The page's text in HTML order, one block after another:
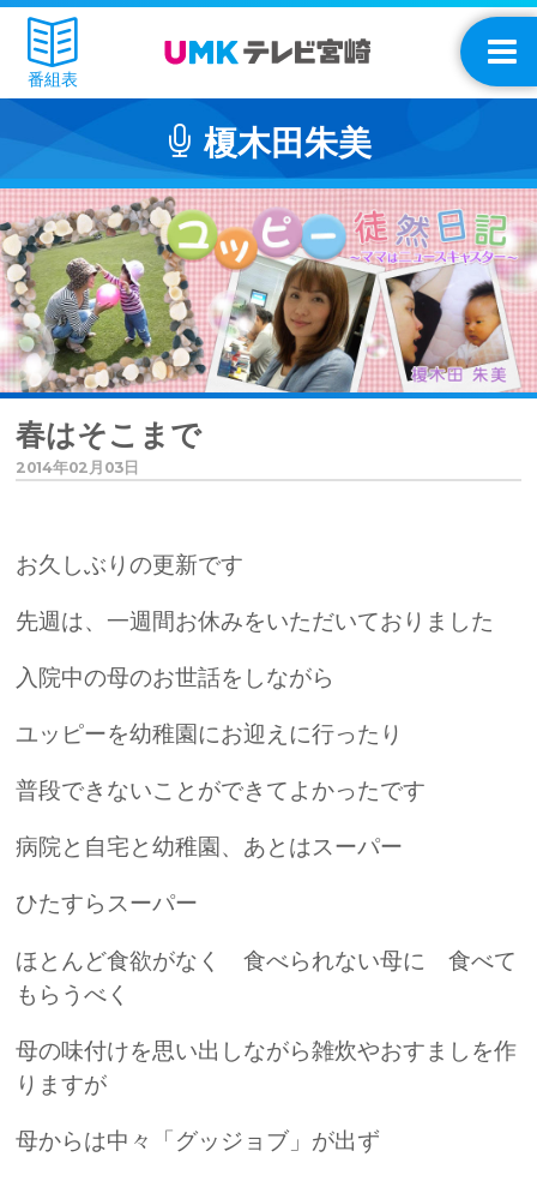
番組表
榎木田朱美
春はそこまで
2014年02月03日
お久しぶりの更新です
先週は、一週間お休みをいただいておりました
入院中の母のお世話をしながら
ユッピーを幼稚園にお迎えに行ったり
普段できないことができてよかったです
病院と自宅と幼稚園、あとはスーパー
ひたすらスーパー
ほとんど食欲がなく 食べられない母に 食べて
もらうべく
母の味付けを思い出しながら雑炊やおすましを作
りますが
母からは中々「グッジョブ」が出ず